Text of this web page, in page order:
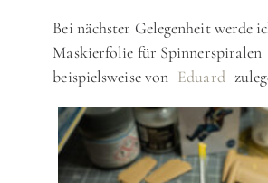
Bei nächster Gelegenheit werde
Maskierfolie für Spinnerspiralen
beispielsweise von Eduard